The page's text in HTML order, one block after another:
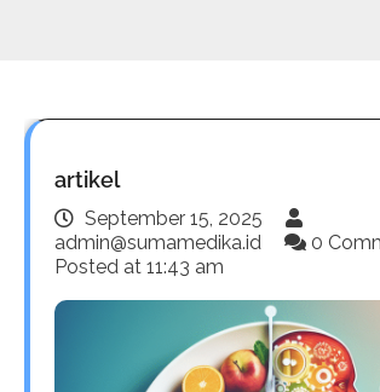
artikel
September 15, 2025
admin@sumamedika.id
0
Posted at 11:43 am